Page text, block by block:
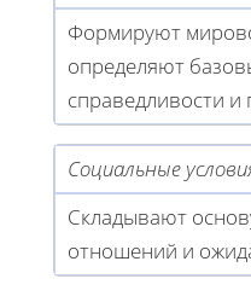
Формируют
определяют
справедливости и
Социальные
Складывают
отношений и